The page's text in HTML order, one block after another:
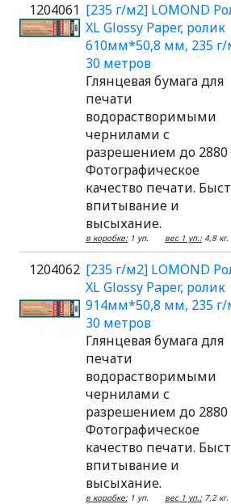
1204061 [235 г/м2] LOMOND
XL Glossy Paper, ролик
610мм*50,8 мм, 235 г/
30 метров
Глянцевая бумага для
печати
водорастворимыми
чернилами с
разрешением до 2880
Фотографическое
качество печати.
впитывание и
высыхание.
в коробке: 1 уп. вес 1 уп.: 4,8 кг.
1204062 [235 г/м2] LOMOND
XL Glossy Paper, ролик
914мм*50,8 мм, 235 г/
30 метров
Глянцевая бумага для
печати
водорастворимыми
чернилами с
разрешением до 2880
Фотографическое
качество печати.
впитывание и
высыхание.
в коробке: 1 уп. вес 1 уп.: 7,2 кг.